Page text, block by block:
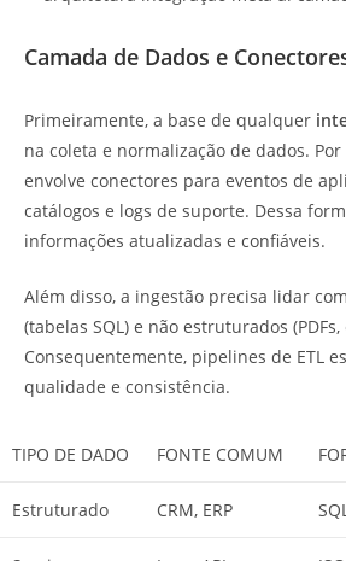
Camada de Dados e
Primeiramente, a base de qualquer
na coleta e normalização de dados.
envolve conectores para eventos de
catálogos e logs de suporte. Dessa
informações atualizadas e confiáveis.
Além disso, a ingestão precisa lidar
(tabelas SQL) e não estruturados
Consequentemente, pipelines de ETL
qualidade e consistência.
TIPO DE DADO FONTE COMUM
Estruturado CRM, ERP